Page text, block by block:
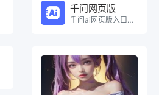
千问网页版
千问ai网页版入口在线使用。